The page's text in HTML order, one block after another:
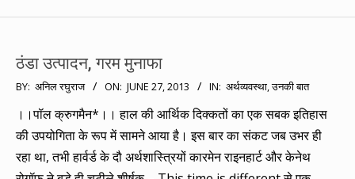
ठंडा उत्पादन, गरम मुनाफा
2013-
27
BY: अनिल रघुराज ON: JUNE 27, 2013 IN: अर्थव्यवस्था,उनकी बात
।।पॉल क्रुगमैन*।। हाल की आर्थिक दिक्कतों का एक सबक इतिहास
की उपयोगिता के रूप में सामने आया है। इस बार का संकट जब उभर ही
रहा था, तभी हार्वर्ड के दौ अर्थशास्त्रियों कारमेन राइनहार्ट और केनेथ